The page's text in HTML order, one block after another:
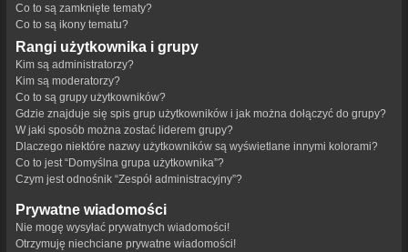
Co to są zamknięte tematy?
Co to są ikony tematu?
Rangi użytkownika i grupy
Kim są administratorzy?
Kim są moderatorzy?
Co to są grupy użytkowników?
Gdzie znajduje się spis grup użytkowników i jak można dołączyć do grupy?
W jaki sposób można zostać liderem grupy?
Dlaczego niektóre nazwy użytkowników są wyświetlane innymi kolorami?
Co to jest “Domyślna grupa użytkownika”?
Czym jest odnośnik “Zespół administracyjny”?
Prywatne wiadomości
Nie mogę wysyłać prywatnych wiadomości!
Otrzymuję niechciane prywatne wiadomości!